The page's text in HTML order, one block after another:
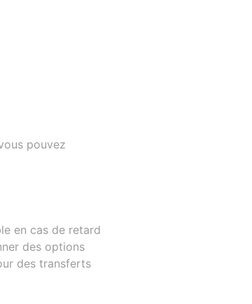
pouvez
en cas de retard
des options
des transferts